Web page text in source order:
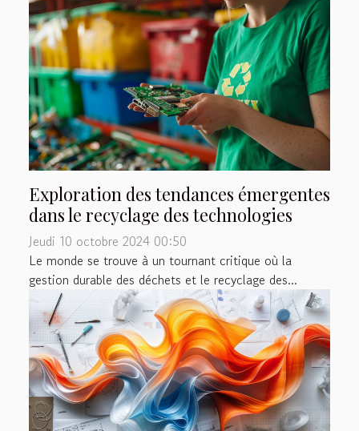
Exploration des tendances émergentes
dans le recyclage des technologies
Jeudi 10 octobre 2024 00:50
Le monde se trouve à un tournant critique où la
gestion durable des déchets et le recyclage des...